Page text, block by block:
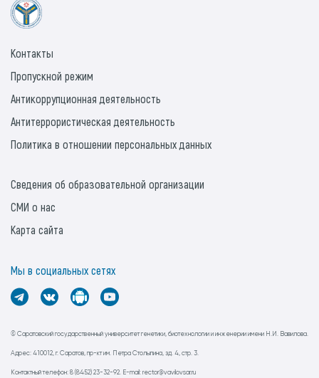
© Саратовский государственный университет генетики, биотехнологии и инженерии имени Н.И. Вавилова.
Адрес: 410012, г. Саратов, пр-кт им. Петра Столыпина, зд. 4, стр. 3.
Контактный телефон: 8 (8452) 23-32-92. E-mail: rector@vavilovsar.ru
Контакты
Пропускной режим
Антикоррупционная деятельность
Антитеррористическая деятельность
Политика в отношении персональных данных
Сведения об образовательной организации
СМИ о нас
Карта сайта
Мы в социальных сетях